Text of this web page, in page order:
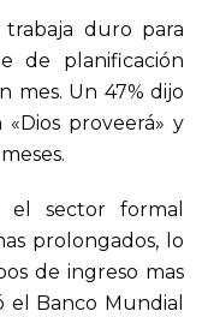
duro para
de planificación
mes. Un 47% dijo
proveerá» y
el sector formal
prolongados, lo
de ingreso mas
Banco Mundial